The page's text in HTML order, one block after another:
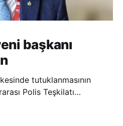
başkanı
tutuklanmasının
Polis Teşkilatı